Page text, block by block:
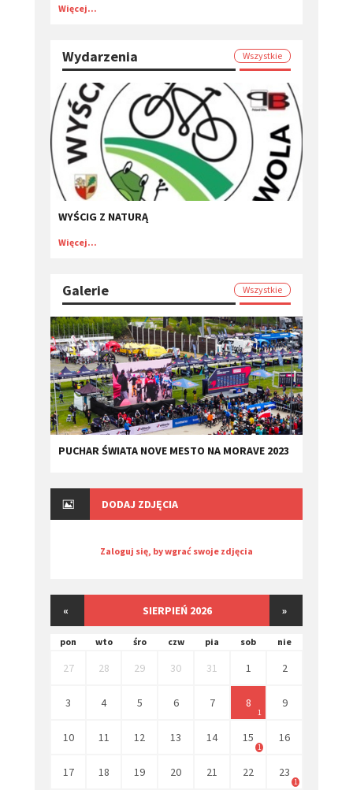
Więcej...
Wydarzenia Wszystkie
WYŚCIG Z NATURĄ
Więcej...
Galerie Wszystkie
PUCHAR ŚWIATA NOVE MESTO NA MORAVE 2023
DODAJ ZDJĘCIA
Zaloguj się, by wgrać swoje zdjęcia
« SIERPIEŃ 2026 »
pon wto śro czw pia sob nie
27 28 29 30 31 1 2
3 4 5 6 7 8
1
9
10 11 12 13 14 15
1
16
17 18 19 20 21 22 23
1